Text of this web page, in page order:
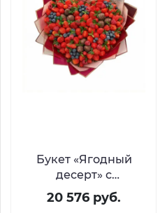
Букет «Ягодный
десерт» с
клубникой в
шоколаде,
20 576 руб.